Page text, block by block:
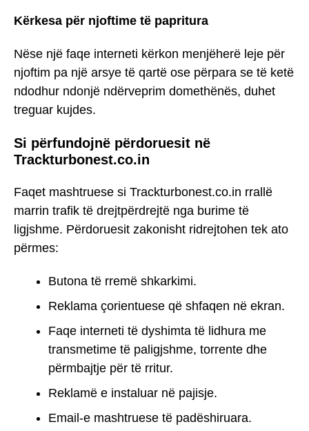
Kërkesa për njoftime të papritura
Nëse një faqe interneti kërkon menjëherë leje për
njoftim pa një arsye të qartë ose përpara se të ketë
ndodhur ndonjë ndërveprim domethënës, duhet
treguar kujdes.
Si përfundojnë përdoruesit në
Trackturbonest.co.in
Faqet mashtruese si Trackturbonest.co.in rrallë
marrin trafik të drejtpërdrejtë nga burime të
ligjshme. Përdoruesit zakonisht ridrejtohen tek ato
përmes:
Butona të rremë shkarkimi.
Reklama çorientuese që shfaqen në ekran.
Faqe interneti të dyshimta të lidhura me
transmetime të paligjshme, torrente dhe
përmbajtje për të rritur.
Reklamë e instaluar në pajisje.
Email-e mashtruese të padëshiruara.